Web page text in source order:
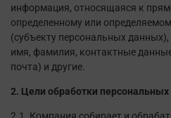
информация, относящаяся к
определенному или
(субъекту персональных
имя, фамилия, контактные
почта) и другие.
2. Цели обработки